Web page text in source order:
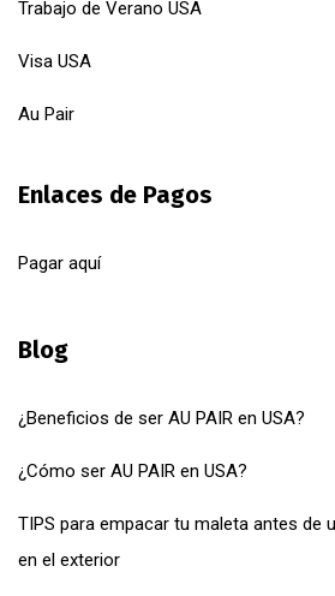
Trabajo de Verano USA
Visa USA
Au Pair
Enlaces de Pagos
Pagar aquí
Blog
¿Beneficios de ser AU PAIR en USA?
¿Cómo ser AU PAIR en USA?
TIPS para empacar tu maleta antes de
en el exterior